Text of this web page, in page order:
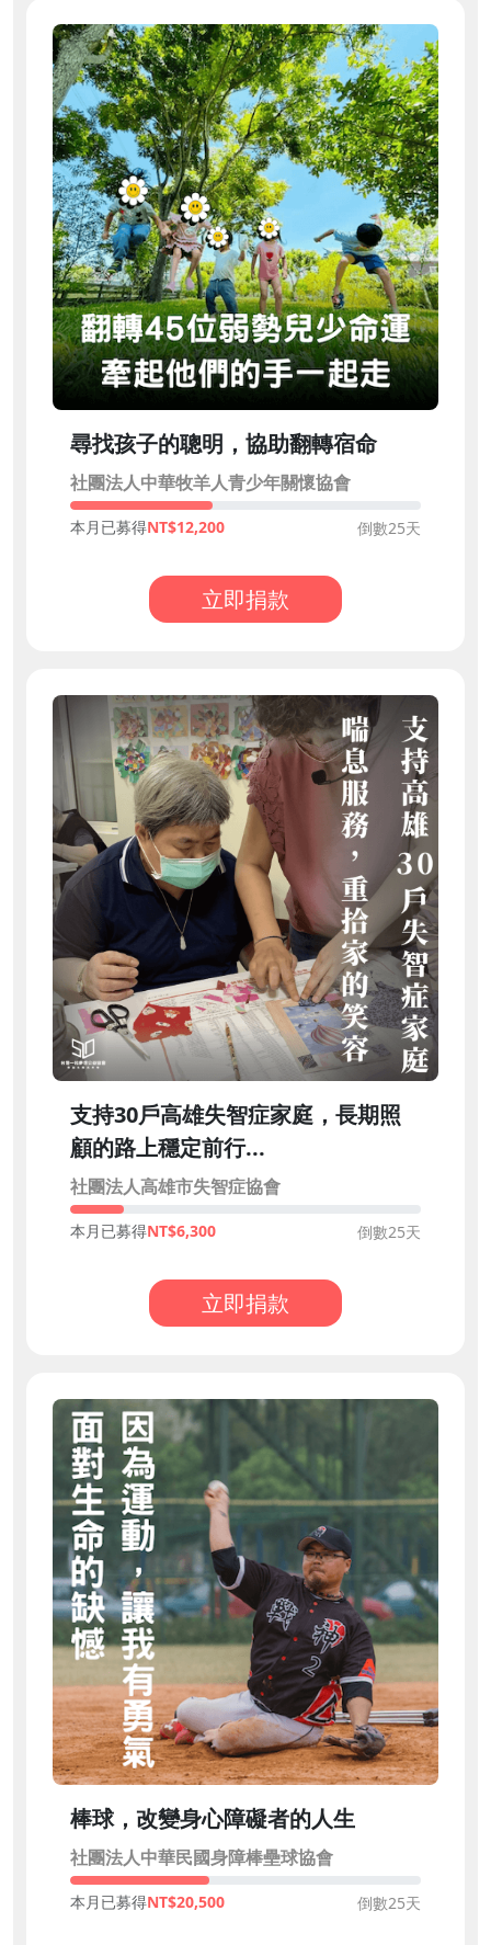
尋找孩子的聰明，協助翻轉宿命
社團法人中華牧羊人青少年關懷協會
本月已募得 12,200 倒數25天
立即捐款
支持30戶高雄失智症家庭，長期照
顧的路上穩定前行...
社團法人高雄市失智症協會
本月已募得 6,300 倒數25天
立即捐款
棒球，改變身心障礙者的人生
社團法人中華民國身障棒壘球協會
本月已募得 20,500 倒數25天